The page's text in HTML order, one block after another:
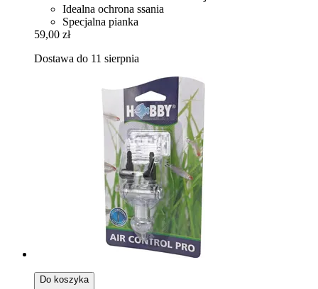
Idealna ochrona ssania
Specjalna pianka
59,00 zł
Dostawa do 11 sierpnia
Do koszyka